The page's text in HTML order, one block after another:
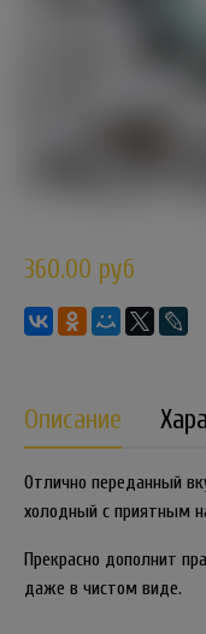
360.00 руб
Описание
Отлично переданный
холодный с приятным
Прекрасно дополнит
даже в чистом виде.